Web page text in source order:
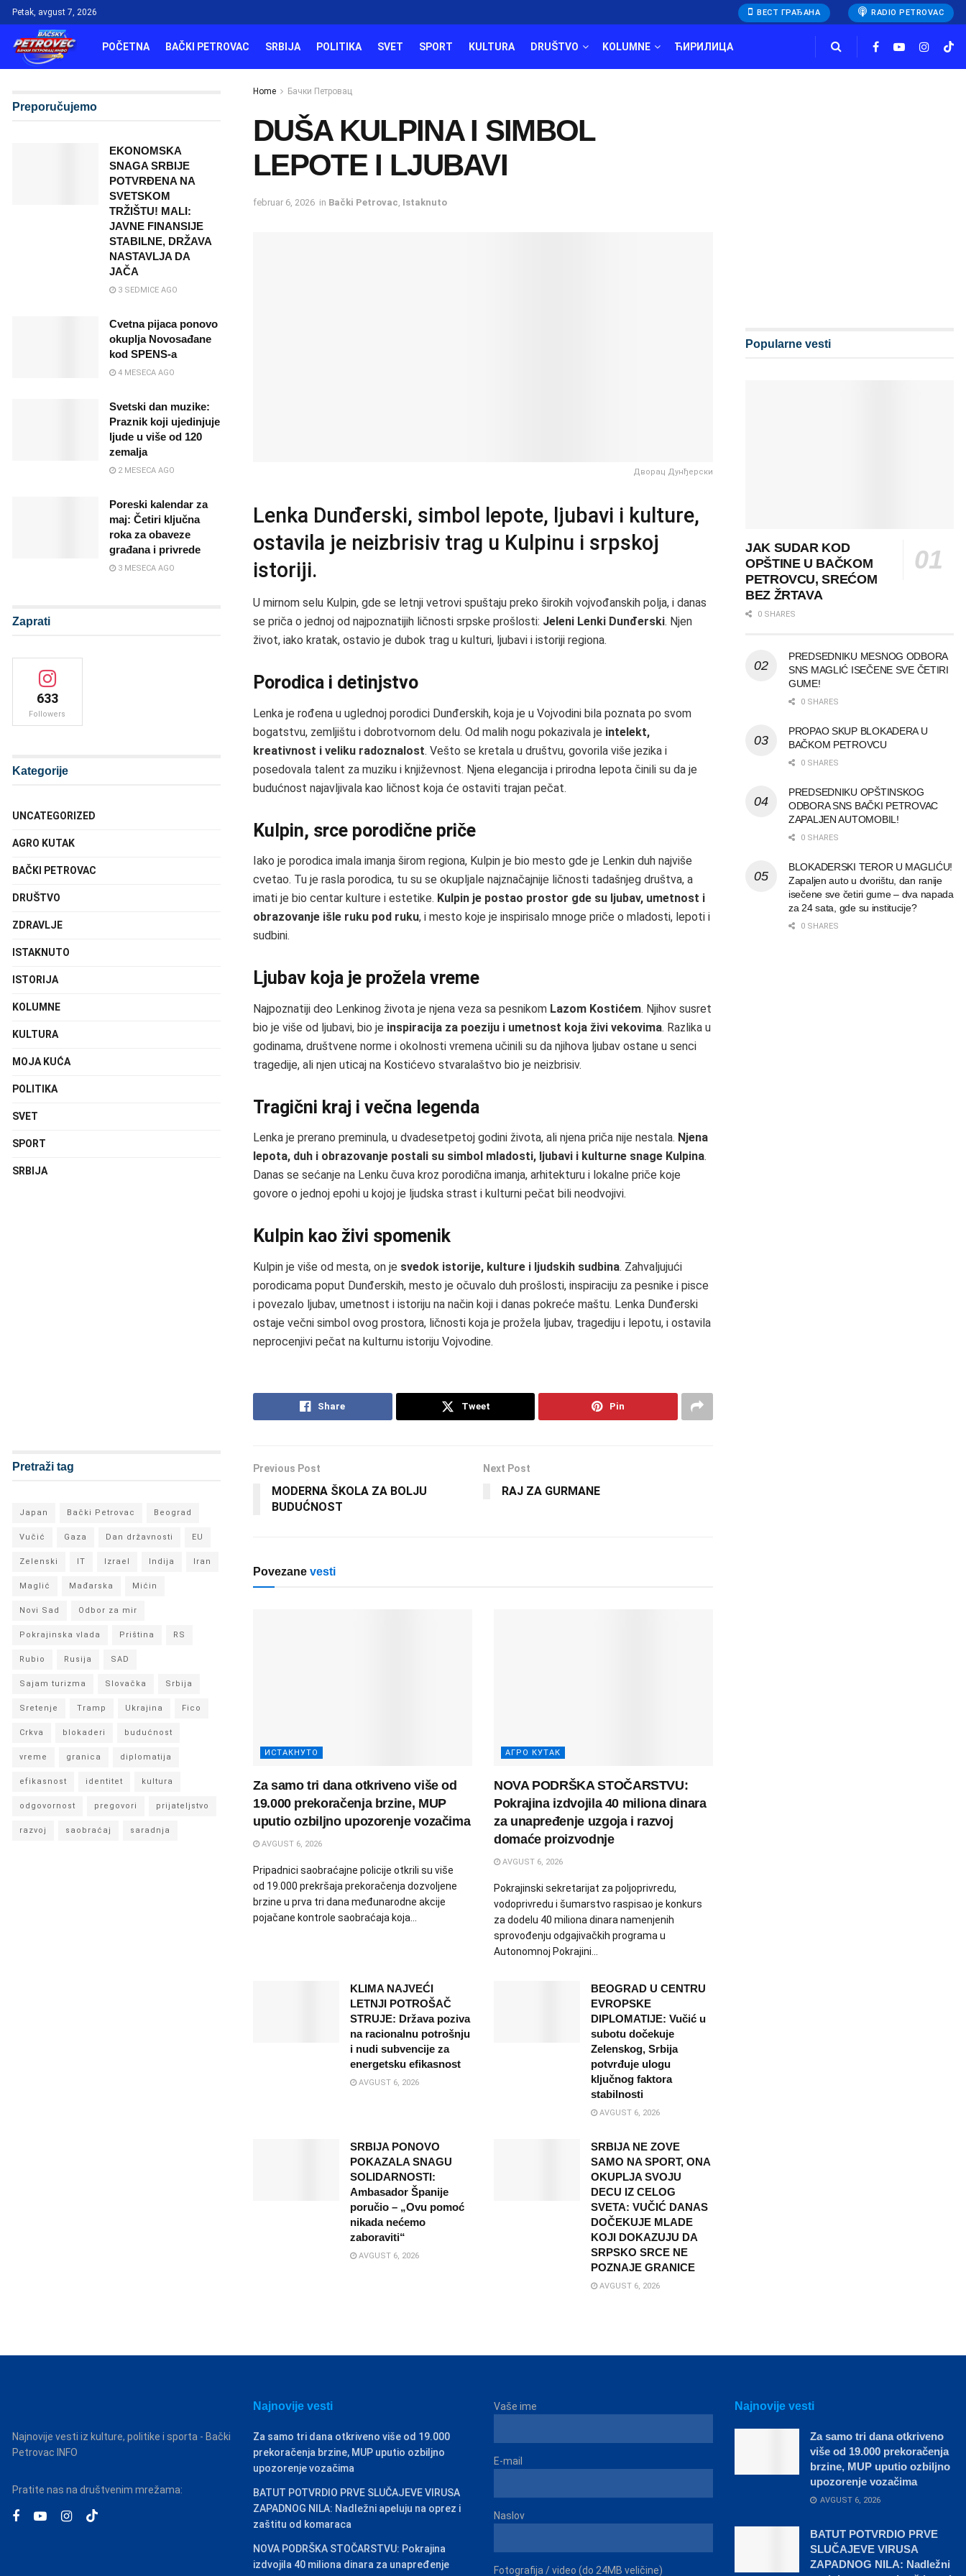
Petak, avgust 7, 2026 ВЕСТ ГРАЂАНА RADIO PETROVAC
POČETNA BAČKI PETROVAC SRBIJA POLITIKA SVET SPORT KULTURA DRUŠTVO KOLUMNE ЋИРИЛИЦА
Home Бачки Петровац
DUŠA KULPINA I SIMBOL
LEPOTE I LJUBAVI
februar 6, 2026 in Bački Petrovac Istaknuto
Дворац Дунђерски
Lenka Dunđerski, simbol lepote, ljubavi i kulture,
ostavila je neizbrisiv trag u Kulpinu i srpskoj
istoriji.
U mirnom selu Kulpin, gde se letnji vetrovi spuštaju preko širokih vojvođanskih polja, i danas
se priča o jednoj od najpoznatijih ličnosti srpske prošlosti: Jeleni Lenki Dunđerski. Njen
život, iako kratak, ostavio je dubok trag u kulturi, ljubavi i istoriji regiona.
Porodica i detinjstvo
Lenka je rođena u uglednoj porodici Dunđerskih, koja je u Vojvodini bila poznata po svom
bogatstvu, zemljištu i dobrotvornom delu. Od malih nogu pokazivala je intelekt,
kreativnost i veliku radoznalost. Vešto se kretala u društvu, govorila više jezika i
posedovala talent za muziku i književnost. Njena elegancija i prirodna lepota činili su da je
budućnost najavljivala kao ličnost koja će ostaviti trajan pečat.
Kulpin, srce porodične priče
Iako je porodica imala imanja širom regiona, Kulpin je bio mesto gde je Lenkin duh najviše
cvetao. Tu je rasla porodica, tu su se okupljale najznačajnije ličnosti tadašnjeg društva, a
imati je bio centar kulture i estetike. Kulpin je postao prostor gde su ljubav, umetnost i
obrazovanje išle ruku pod ruku, i mesto koje je inspirisalo mnoge priče o mladosti, lepoti i
sudbini.
Ljubav koja je prožela vreme
Najpoznatiji deo Lenkinog života je njena veza sa pesnikom Lazom Kostićem. Njihov susret
bio je više od ljubavi, bio je inspiracija za poeziju i umetnost koja živi vekovima. Razlika u
godinama, društvene norme i okolnosti vremena učinili su da njihova ljubav ostane u senci
tragedije, ali njen uticaj na Kostićevo stvaralaštvo bio je neizbrisiv.
Tragični kraj i večna legenda
Lenka je prerano preminula, u dvadesetpetoj godini života, ali njena priča nije nestala. Njena
lepota, duh i obrazovanje postali su simbol mladosti, ljubavi i kulturne snage Kulpina.
Danas se sećanje na Lenku čuva kroz porodična imanja, arhitekturu i lokalne priče koje
govore o jednoj epohi u kojoj je ljudska strast i kulturni pečat bili neodvojivi.
Kulpin kao živi spomenik
Kulpin je više od mesta, on je svedok istorije, kulture i ljudskih sudbina. Zahvaljujući
porodicama poput Dunđerskih, mesto je očuvalo duh prošlosti, inspiraciju za pesnike i pisce
i povezalo ljubav, umetnost i istoriju na način koji i danas pokreće maštu. Lenka Dunđerski
ostaje večni simbol ovog prostora, ličnosti koja je prožela ljubav, tragediju i lepotu, i ostavila
neprocenjivi pečat na kulturnu istoriju Vojvodine.
Share Tweet Pin
Previous Post
MODERNA ŠKOLA ZA BOLJU
BUDUĆNOST
Next Post
RAJ ZA GURMANE
Povezane vesti
ИСТАКНУТО
Za samo tri dana otkriveno više od
19.000 prekoračenja brzine, MUP
uputio ozbiljno upozorenje vozačima
AVGUST 6, 2026
Pripadnici saobraćajne policije otkrili su više
od 19.000 prekršaja prekoračenja dozvoljene
brzine u prva tri dana međunarodne akcije
pojačane kontrole saobraćaja koja...
АГРО КУТАК
NOVA PODRŠKA STOČARSTVU:
Pokrajina izdvojila 40 miliona dinara
za unapređenje uzgoja i razvoj
domaće proizvodnje
AVGUST 6, 2026
Pokrajinski sekretarijat za poljoprivredu,
vodoprivredu i šumarstvo raspisao je konkurs
za dodelu 40 miliona dinara namenjenih
sprovođenju odgajivačkih programa u
Autonomnoj Pokrajini...
KLIMA NAJVEĆI
LETNJI POTROŠAČ
STRUJE: Država poziva
na racionalnu potrošnju
i nudi subvencije za
energetsku efikasnost
AVGUST 6, 2026
BEOGRAD U CENTRU
EVROPSKE
DIPLOMATIJE: Vučić u
subotu dočekuje
Zelenskog, Srbija
potvrđuje ulogu
ključnog faktora
stabilnosti
AVGUST 6, 2026
SRBIJA PONOVO
POKAZALA SNAGU
SOLIDARNOSTI:
Ambasador Španije
poručio – „Ovu pomoć
nikada nećemo
zaboraviti“
AVGUST 6, 2026
SRBIJA NE ZOVE
SAMO NA SPORT, ONA
OKUPLJA SVOJU
DECU IZ CELOG
SVETA: VUČIĆ DANAS
DOČEKUJE MLADE
KOJI DOKAZUJU DA
SRPSKO SRCE NE
POZNAJE GRANICE
AVGUST 6, 2026
Preporučujemo
EKONOMSKA
SNAGA SRBIJE
POTVRĐENA NA
SVETSKOM
TRŽIŠTU! MALI:
JAVNE FINANSIJE
STABILNE, DRŽAVA
NASTAVLJA DA
JAČA
3 SEDMICE AGO
Cvetna pijaca ponovo
okuplja Novosađane
kod SPENS-a
4 MESECA AGO
Svetski dan muzike:
Praznik koji ujedinjuje
ljude u više od 120
zemalja
2 MESECA AGO
Poreski kalendar za
maj: Četiri ključna
roka za obaveze
građana i privrede
3 MESECA AGO
Zaprati
633
Followers
Kategorije
UNCATEGORIZED
AGRO KUTAK
BAČKI PETROVAC
DRUŠTVO
ZDRAVLJE
ISTAKNUTO
ISTORIJA
KOLUMNE
KULTURA
MOJA KUĆA
POLITIKA
SVET
SPORT
SRBIJA
Pretraži tag
Japan Bački Petrovac Beograd
Vučić Gaza Dan državnosti EU
Zelenski IT Izrael Indija Iran
Maglić Mađarska Mićin
Novi Sad Odbor za mir
Pokrajinska vlada Priština RS
Rubio Rusija SAD
Sajam turizma Slovačka Srbija
Sretenje Tramp Ukrajina Fico
Crkva blokaderi budućnost
vreme granica diplomatija
efikasnost identitet kultura
odgovornost pregovori prijateljstvo
razvoj saobraćaj saradnja
Popularne vesti
JAK SUDAR KOD
OPŠTINE U BAČKOM
PETROVCU, SREĆOM
BEZ ŽRTAVA
0 SHARES
PREDSEDNIKU MESNOG ODBORA
SNS MAGLIĆ ISEČENE SVE ČETIRI
GUME!
0 SHARES
PROPAO SKUP BLOKADERA U
BAČKOM PETROVCU
0 SHARES
PREDSEDNIKU OPŠTINSKOG
ODBORA SNS BAČKI PETROVAC
ZAPALJEN AUTOMOBIL!
0 SHARES
BLOKADERSKI TEROR U MAGLIĆU!
Zapaljen auto u dvorištu, dan ranije
isečene sve četiri gume – dva napada
za 24 sata, gde su institucije?
0 SHARES
Najnovije vesti iz kulture, politike i sporta - Bački
Petrovac INFO
Pratite nas na društvenim mrežama:
Najnovije vesti
Za samo tri dana otkriveno više od 19.000
prekoračenja brzine, MUP uputio ozbiljno
upozorenje vozačima
BATUT POTVRDIO PRVE SLUČAJEVE VIRUSA
ZAPADNOG NILA: Nadležni apeluju na oprez i
zaštitu od komaraca
NOVA PODRŠKA STOČARSTVU: Pokrajina
izdvojila 40 miliona dinara za unapređenje
Vaše ime
E-mail
Naslov
Fotografija / video (do 24MB veličine)
Najnovije vesti
Za samo tri dana otkriveno
više od 19.000 prekoračenja
brzine, MUP uputio ozbiljno
upozorenje vozačima
AVGUST 6, 2026
BATUT POTVRDIO PRVE
SLUČAJEVE VIRUSA
ZAPADNOG NILA: Nadležni